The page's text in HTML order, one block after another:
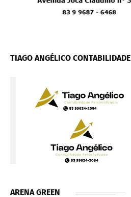
TIAGO ANGÉLICO CONTABILIDADE
ARENA GREEN